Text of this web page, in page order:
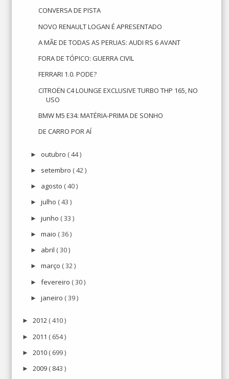
CONVERSA DE PISTA
NOVO RENAULT LOGAN É APRESENTADO
A MÃE DE TODAS AS PERUAS: AUDI RS 6 AVANT
FORA DE TÓPICO: GUERRA CIVIL
FERRARI 1.0. PODE?
CITROËN C4 LOUNGE EXCLUSIVE TURBO THP 165, NO
USO
BMW M5 E34: MATÉRIA-PRIMA DE SONHO
DE CARRO POR AÍ
► outubro ( 44 )
► setembro ( 42 )
► agosto ( 40 )
► julho ( 43 )
► junho ( 33 )
► maio ( 36 )
► abril ( 30 )
► março ( 32 )
► fevereiro ( 30 )
► janeiro ( 39 )
► 2012 ( 410 )
► 2011 ( 654 )
► 2010 ( 699 )
► 2009 ( 843 )